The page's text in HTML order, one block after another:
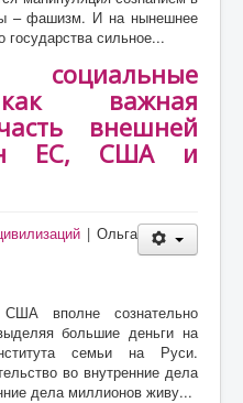
– фашизм. И на нынешнее
государства сильное...
социальные
важная
внешней
ЕС, США и
| Ольга
вполне сознательно
большие деньги на
семьи на Руси.
во внутренние дела
дела миллионов живу...